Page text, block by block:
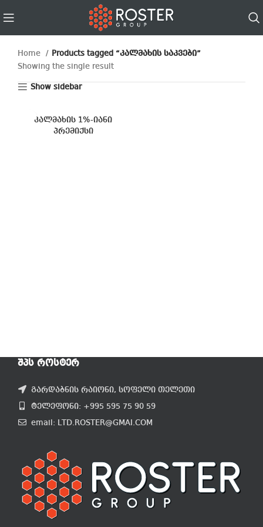
Home
Products tagged “კალმახის საკვები”
Showing the single result
Show sidebar
კალმახის 1%-იანი
პრემიქსი
ᲨᲞᲡ ᲠᲝᲡᲢᲔᲠ
გარდაბნის რაიონი, სოფელი თელეთი
ტელეფონი: +995 595 75 90 59
email: LTD.ROSTER@GMAI.COM